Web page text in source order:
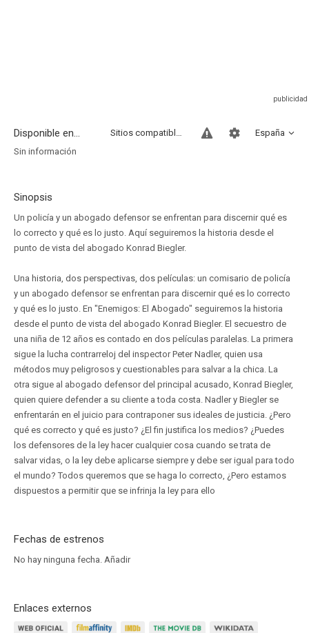
Disponible en... España
Sitios compatibles
Sin información
Sinopsis
Un policía y un abogado defensor se enfrentan para discernir qué es
lo correcto y qué es lo justo. Aquí seguiremos la historia desde el
punto de vista del abogado Konrad Biegler.
Una historia, dos perspectivas, dos películas: un comisario de policía
y un abogado defensor se enfrentan para discernir qué es lo correcto
y qué es lo justo. En "Enemigos: El Abogado" seguiremos la historia
desde el punto de vista del abogado Konrad Biegler. El secuestro de
una niña de 12 años es contado en dos películas paralelas. La primera
sigue la lucha contrarreloj del inspector Peter Nadler, quien usa
métodos muy peligrosos y cuestionables para salvar a la chica. La
otra sigue al abogado defensor del principal acusado, Konrad Biegler,
quien quiere defender a su cliente a toda costa. Nadler y Biegler se
enfrentarán en el juicio para contraponer sus ideales de justicia. ¿Pero
qué es correcto y qué es justo? ¿El fin justifica los medios? ¿Puedes
los defensores de la ley hacer cualquier cosa cuando se trata de
salvar vidas, o la ley debe aplicarse siempre y debe ser igual para todo
el mundo? Todos queremos que se haga lo correcto, ¿Pero estamos
dispuestos a permitir que se infrinja la ley para ello
Fechas de estrenos
No hay ninguna fecha. Añadir
Enlaces externos